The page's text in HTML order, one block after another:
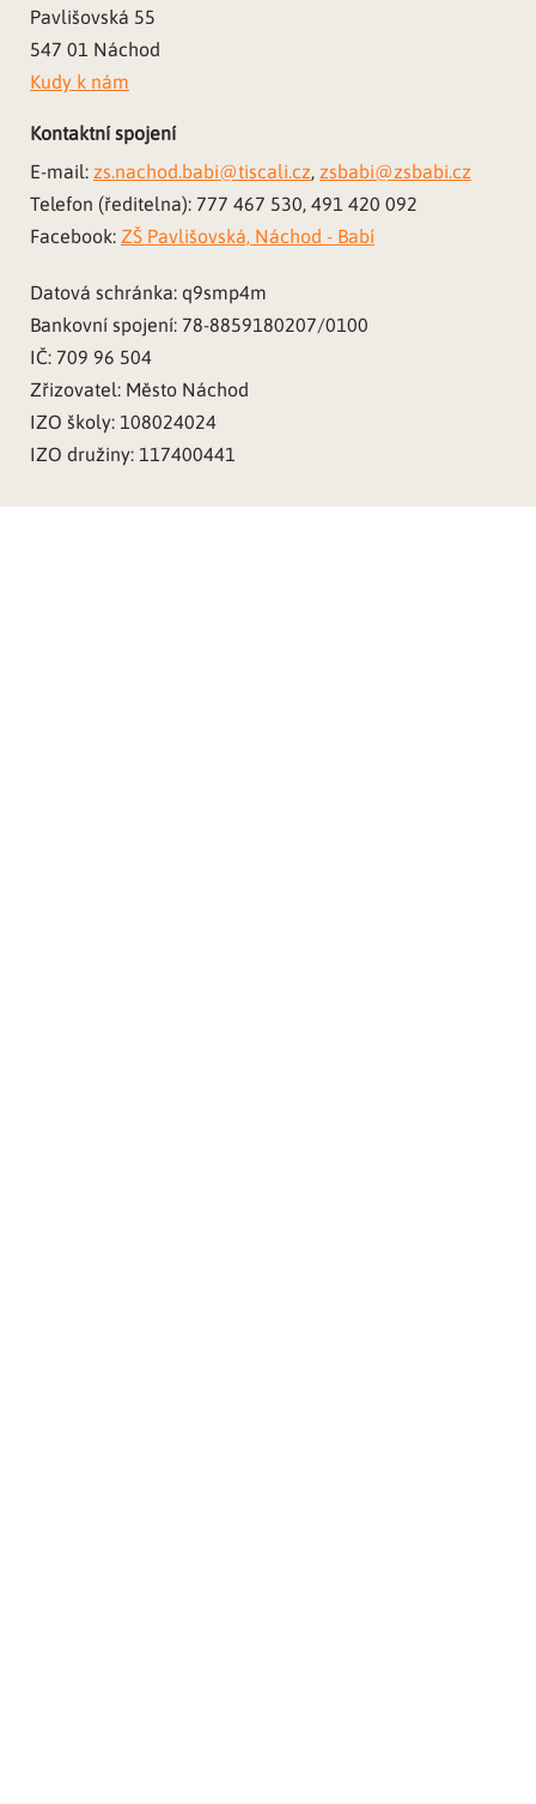
Pavlišovská 55
547 01 Náchod
Kudy k nám
Kontaktní spojení
E-mail: zs.nachod.babi@tiscali.cz, zsbabi@zsbabi.cz
Telefon (ředitelna): 777 467 530, 491 420 092
Facebook: ZŠ Pavlišovská, Náchod - Babí
Datová schránka: q9smp4m
Bankovní spojení: 78-8859180207/0100
IČ: 709 96 504
Zřizovatel: Město Náchod
IZO školy: 108024024
IZO družiny: 117400441